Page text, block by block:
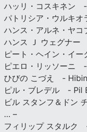
ハッリ・コスキネン
パトリシア・ウルキ
ハンス・アルネ・ヤ
ハンス Ｊ ウェグナ
ピート・ヘイン・イ
ピエロ・リッソーニ
ひびの こづえ -
ピル・ブレデル - Pil
ビル スタンフ＆ドン
… –
フィリップ スタルク